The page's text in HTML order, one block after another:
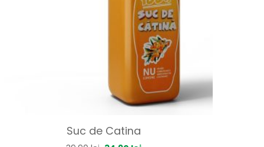
Suc de Catina